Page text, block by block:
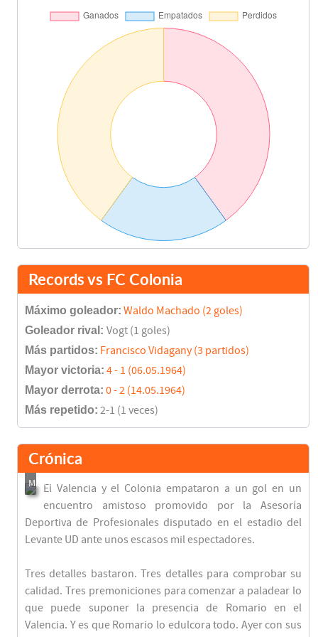
Records vs FC Colonia
Máximo goleador: Waldo Machado (2 goles)
Goleador rival: Vogt (1 goles)
Más partidos: Francisco Vidagany (3 partidos)
Mayor victoria: 4 - 1 (06.05.1964)
Mayor derrota: 0 - 2 (14.05.1964)
Más repetido: 2-1 (1 veces)
Crónica
El Valencia y el Colonia empataron a un gol en un
encuentro amistoso promovido por la Asesoría
Deportiva de Profesionales disputado en el estadio del
Levante UD ante unos escasos mil espectadores.
Tres detalles bastaron. Tres detalles para comprobar su
calidad. Tres premoniciones para comenzar a paladear lo
que puede suponer la presencia de Romario en el
Valencia. Y es que Romario lo edulcora todo. Ayer con sus